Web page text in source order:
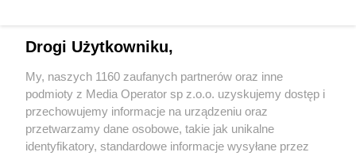
Wydawca mediów lokalnych
Drogi Użytkowniku,
My, naszych 1160 zaufanych partnerów oraz inne
podmioty z Media Operator sp z.o.o. uzyskujemy dostęp i
przechowujemy informacje na urządzeniu oraz
przetwarzamy dane osobowe, takie jak unikalne
identyfikatory, standardowe informacje wysyłane przez